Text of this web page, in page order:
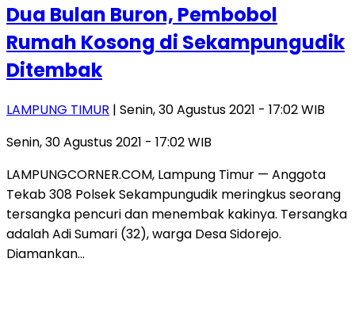
Dua Bulan Buron, Pembobol
Rumah Kosong di Sekampungudik
Ditembak
LAMPUNG TIMUR | Senin, 30 Agustus 2021 - 17:02 WIB
Senin, 30 Agustus 2021 - 17:02 WIB
LAMPUNGCORNER.COM, Lampung Timur — Anggota
Tekab 308 Polsek Sekampungudik meringkus seorang
tersangka pencuri dan menembak kakinya. Tersangka
adalah Adi Sumari (32), warga Desa Sidorejo.
Diamankan…